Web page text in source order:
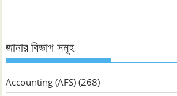
জানার বিভাগ সমূহ
Accounting (AFS) (268)